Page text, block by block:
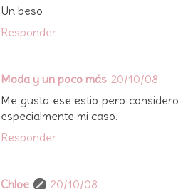
Un beso
Responder
Moda y un poco más 20/10/08
Me gusta ese estio pero
especialmente mi caso.
Responder
Chloe 20/10/08